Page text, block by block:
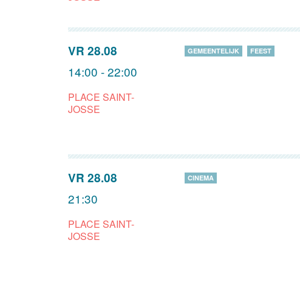
VR 28.08
14:00 - 22:00
PLACE SAINT-
JOSSE
GEMEENTELIJK FEEST
VR 28.08
21:30
PLACE SAINT-
JOSSE
CINEMA